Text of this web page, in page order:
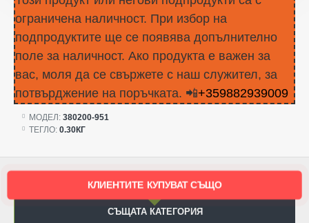
ограничена наличност. При избор на
подпродуктите ще се появява допълнително
поле за наличност. Ако продукта е важен за
вас, моля да се свържете с наш служител, за
потвърджение на поръчката. 📲+359882939009
МОДЕЛ: 380200-951
ТЕГЛО: 0.30КГ
КЛИЕНТИТЕ КУПУВАТ СЪЩО
СЪЩАТА КАТЕГОРИЯ